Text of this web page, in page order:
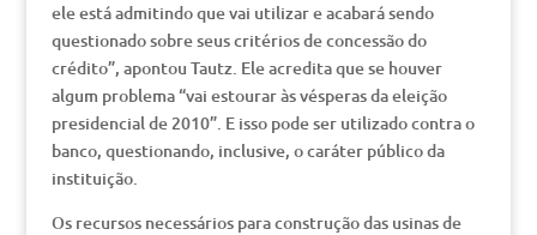
ele está admitindo que vai utilizar e acabará sendo
questionado sobre seus critérios de concessão do
crédito”, apontou Tautz. Ele acredita que se houver
algum problema “vai estourar às vésperas da eleição
presidencial de 2010”. E isso pode ser utilizado contra o
banco, questionando, inclusive, o caráter público da
instituição.
Os recursos necessários para construção das usinas de